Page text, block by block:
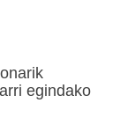
egindako